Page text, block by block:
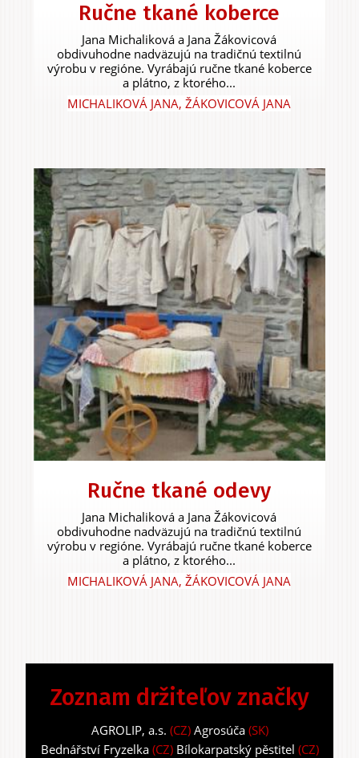
Ručne tkané koberce
Jana Michaliková a Jana Žákovicová
obdivuhodne nadväzujú na tradičnú textilnú
výrobu v regióne. Vyrábajú ručne tkané koberce
a plátno, z ktorého...
MICHALIKOVÁ JANA, ŽÁKOVICOVÁ JANA
Ručne tkané odevy
Jana Michaliková a Jana Žákovicová
obdivuhodne nadväzujú na tradičnú textilnú
výrobu v regióne. Vyrábajú ručne tkané koberce
a plátno, z ktorého...
MICHALIKOVÁ JANA, ŽÁKOVICOVÁ JANA
Zoznam držiteľov značky
AGROLIP, a.s. (CZ) Agrosúča(SK)
Bednářství Fryzelka(CZ) Bílokarpatský pěstitel (CZ)